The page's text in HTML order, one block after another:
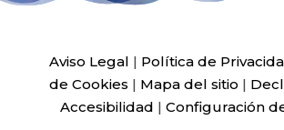
Aviso Legal | Política de
de Cookies | Mapa del sitio |
Accesibilidad | Configuración